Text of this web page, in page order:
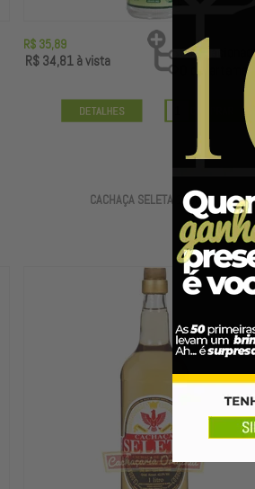
R$ 35,89
R$ 34,81à vista
CACHAÇA SELETA 1000ML